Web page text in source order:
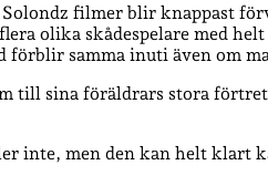
filmer blir knappast
olika skådespelare med
samma inuti även om
till sina föräldrars stora
inte, men den kan helt klart